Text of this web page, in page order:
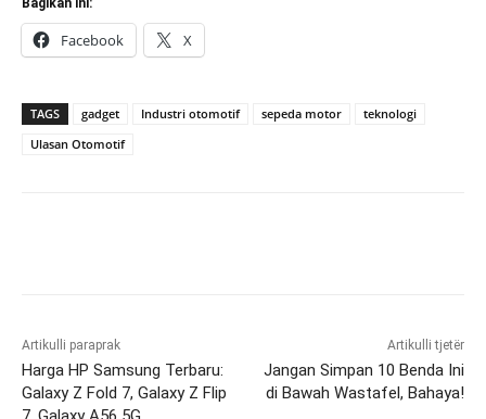
Bagikan ini:
Facebook X
TAGS gadget Industri otomotif sepeda motor
teknologi
Ulasan Otomotif
Artikulli paraprak
Harga HP Samsung Terbaru:
Galaxy Z Fold 7, Galaxy Z Flip
Artikulli tjetër
Jangan Simpan 10 Benda Ini
di Bawah Wastafel, Bahaya!